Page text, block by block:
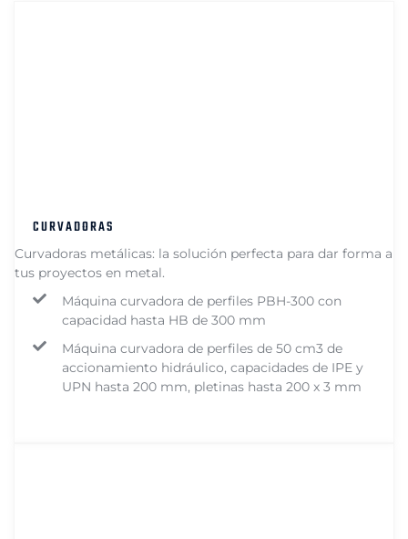
CURVADORAS
Curvadoras metálicas: la solución perfecta para dar forma a
tus proyectos en metal.
Máquina curvadora de perfiles PBH-300 con
capacidad hasta HB de 300 mm
Máquina curvadora de perfiles de 50 cm3 de
accionamiento hidráulico, capacidades de IPE y
UPN hasta 200 mm, pletinas hasta 200 x 3 mm